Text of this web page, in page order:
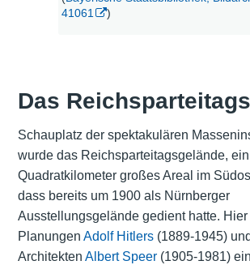
41061
)
Das
Schauplatz der spektakulären
wurde das Reichsparteitagsgelände,
Quadratkilometer großes Areal im
dass bereits um 1900 als Nürnberger
Ausstellungsgelände gedient hatte.
Planungen Adolf Hitlers(1889-1945)
Architekten Albert Speer(1905-1981)